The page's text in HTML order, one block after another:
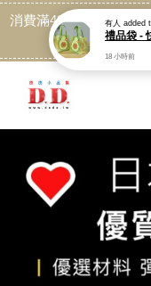
消費滿499免運喔, 記得
您的
有人 added
禮品袋 -
18 小時前